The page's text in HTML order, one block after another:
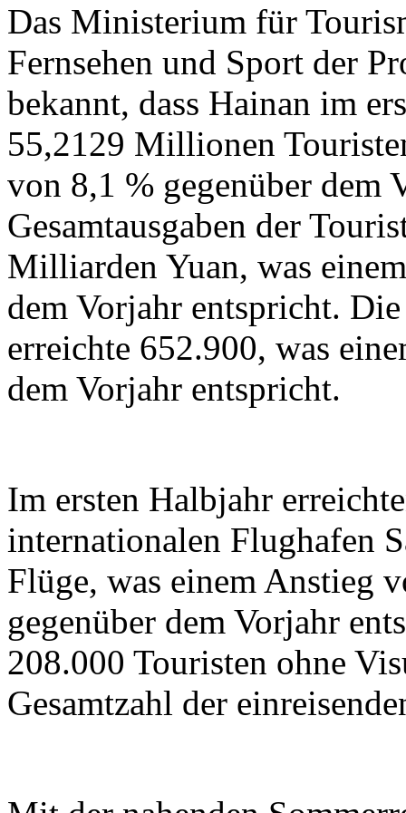
Das Ministerium für
Fernsehen und Sport der
bekannt, dass Hainan im
55,2129 Millionen
von 8,1 % gegenüber dem
Gesamtausgaben der
Milliarden Yuan, was
dem Vorjahr entspricht.
erreichte 652.900, was
dem Vorjahr entspricht.
Im ersten Halbjahr
internationalen Flughafen
Flüge, was einem Anstieg
gegenüber dem Vorjahr
208.000 Touristen ohne
Gesamtzahl der